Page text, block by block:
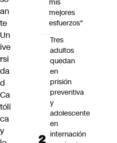
an
te
Un
ive
rsi
da
d
Ca
tóli
ca
y
mis
mejores
esfuerzos"
Tres
adultos
quedan
en
prisión
preventiva
y
adolescente
en
internación